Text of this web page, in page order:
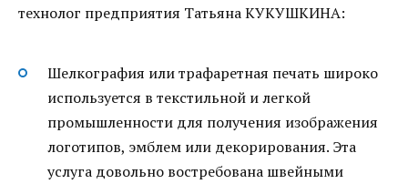
технолог предприятия Татьяна КУКУШКИНА:
Шелкография или трафаретная печать широко
используется в текстильной и легкой
промышленности для получения изображения
логотипов, эмблем или декорирования. Эта
услуга довольно востребована швейными